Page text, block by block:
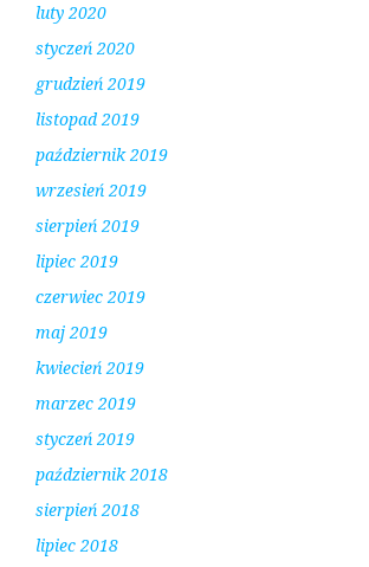
luty 2020
styczeń 2020
grudzień 2019
listopad 2019
październik 2019
wrzesień 2019
sierpień 2019
lipiec 2019
czerwiec 2019
maj 2019
kwiecień 2019
marzec 2019
styczeń 2019
październik 2018
sierpień 2018
lipiec 2018